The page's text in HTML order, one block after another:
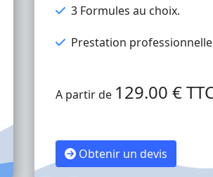
3 Formules au choix.
Prestation professionnelle
A partir de 129.00 €
Obtenir un devis